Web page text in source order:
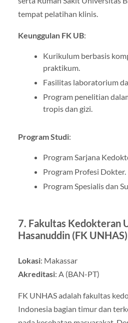
tempat pelatihan klinis.
Keunggulan FK UB:
Kurikulum berbasis
praktikum.
Fasilitas laboratorium
Program penelitian
tropis dan gizi.
Program Studi:
Program Sarjana
Program Profesi Dokter.
Program Spesialis dan
7. Fakultas Kedokteran
Hasanuddin (FK UNHAS)
Lokasi: Makassar
Akreditasi: A (BAN-PT)
FK UNHAS adalah fakultas
Indonesia bagian timur dan